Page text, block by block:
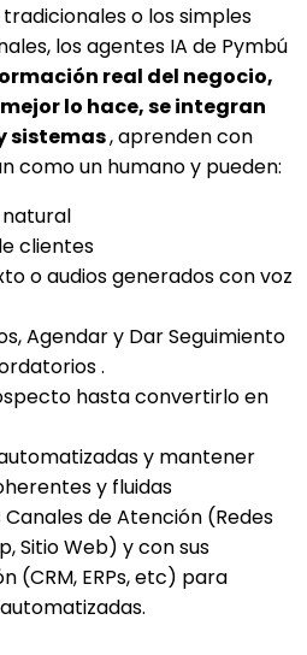
o los simples
los agentes IA de Pymbú
real del negocio,
lo hace, se integran
sistemas, aprenden con
como un humano y pueden:
clientes
o audios generados con voz
Agendar y Dar Seguimiento
.
hasta convertirlo en
y mantener
y fluidas
de Atención (Redes
Sitio Web) y con sus
(CRM, ERPs, etc) para